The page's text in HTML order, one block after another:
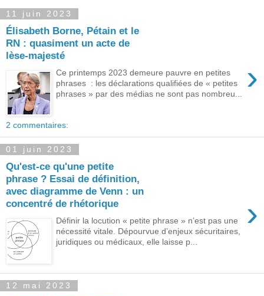
11 juin 2023
Élisabeth Borne, Pétain et le
RN : quasiment un acte de
lèse-majesté
›
Ce printemps 2023 demeure pauvre en petites
phrases : les déclarations qualifiées de « petites
phrases » par des médias ne sont pas nombreu...
2 commentaires:
01 juin 2023
Qu'est-ce qu'une petite
phrase ? Essai de définition,
avec diagramme de Venn : un
concentré de rhétorique
›
Définir la locution « petite phrase » n’est pas une
nécessité vitale. Dépourvue d’enjeux sécuritaires,
juridiques ou médicaux, elle laisse p...
12 mai 2023